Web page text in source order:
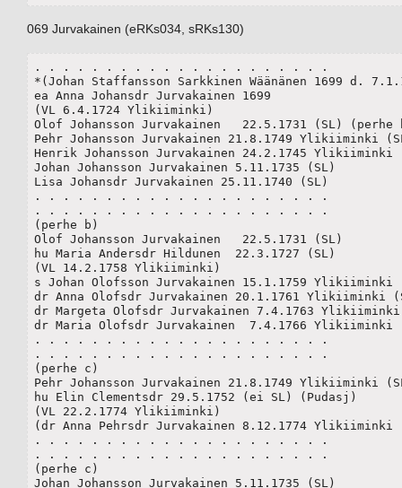
069 Jurvakainen (eRKs034, sRKs130)
. . . . . . . . . . . . . . . . . . . . .
*(Johan Staffansson Sarkkinen Wäänänen 1699 d.
ea Anna Johansdr Jurvakainen 1699
(VL 6.4.1724 Ylikiiminki)
Olof Johansson Jurvakainen   22.5.1731 (SL) (perhe
Pehr Johansson Jurvakainen 21.8.1749 Ylikiiminki
Henrik Johansson Jurvakainen 24.2.1745 Ylikiiminki
Johan Johansson Jurvakainen 5.11.1735 (SL)
Lisa Johansdr Jurvakainen 25.11.1740 (SL)
. . . . . . . . . . . . . . . . . . . . .
. . . . . . . . . . . . . . . . . . . . .
(perhe b)
Olof Johansson Jurvakainen   22.5.1731 (SL)
hu Maria Andersdr Hildunen  22.3.1727 (SL)
(VL 14.2.1758 Ylikiiminki)
s Johan Olofsson Jurvakainen 15.1.1759 Ylikiiminki
dr Anna Olofsdr Jurvakainen 20.1.1761 Ylikiiminki
dr Margeta Olofsdr Jurvakainen 7.4.1763
dr Maria Olofsdr Jurvakainen  7.4.1766 Ylikiiminki
. . . . . . . . . . . . . . . . . . . . .
. . . . . . . . . . . . . . . . . . . . .
(perhe c)
Pehr Johansson Jurvakainen 21.8.1749 Ylikiiminki
hu Elin Clementsdr 29.5.1752 (ei SL) (Pudasj)
(VL 22.2.1774 Ylikiiminki)
(dr Anna Pehrsdr Jurvakainen 8.12.1774 Ylikiiminki
. . . . . . . . . . . . . . . . . . . . .
. . . . . . . . . . . . . . . . . . . . .
(perhe c)
Johan Johansson Jurvakainen 5.11.1735 (SL)